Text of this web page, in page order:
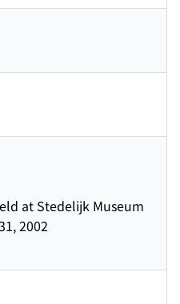
at Stedelijk Museum
2002